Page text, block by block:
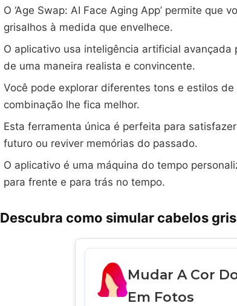
O ‘Age Swap: AI Face Aging App’ permite que
grisalhos à medida que envelhece.
O aplicativo usa inteligência artificial avançada
de uma maneira realista e convincente.
Você pode explorar diferentes tons e estilos de
combinação lhe fica melhor.
Esta ferramenta única é perfeita para
futuro ou reviver memórias do passado.
O aplicativo é uma máquina do tempo
para frente e para trás no tempo.
Descubra como simular cabelos
Mudar A Cor
Em Fotos